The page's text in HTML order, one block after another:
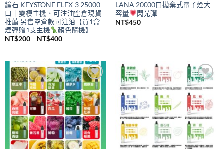
鑰石 KEYSTONE FLEX-3 25000
口｜雙模主機、可注油空倉現貨
推薦 另售空倉款可注油【買1盒
煙彈贈1支主機
顏色隨機】
NT$200 – NT$400價
NT$200
到
NT$400
LANA 20000口拋棄式電子煙大
容量
閃光彈
NT$450
Add to
wishlist
Add to